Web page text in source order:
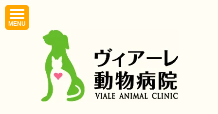
MENU